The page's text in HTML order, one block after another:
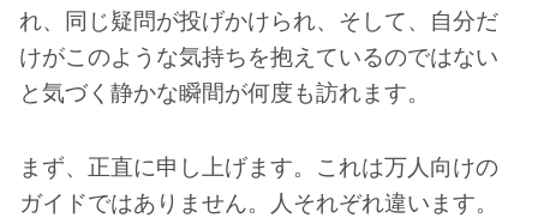
れ、同じ疑問が投げかけられ、そして、自分だ
けがこのような気持ちを抱えているのではない
と気づく静かな瞬間が何度も訪れます。
まず、正直に申し上げます。これは万人向けの
ガイドではありません。人それぞれ違います。